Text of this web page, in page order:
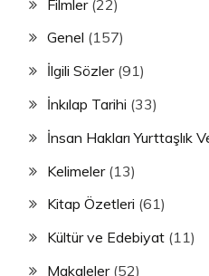
Filmler(22)
Genel (157)
İlgili Sözler(91)
İnkılap Tarihi (33)
İnsan Hakları Yurttaşlık
Kelimeler(13)
Kitap Özetleri (61)
Kültür ve Edebiyat (11)
Makaleler(52)